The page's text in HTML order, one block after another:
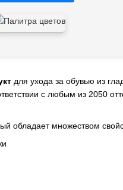
для ухода за обувью из
с любым из 2050
обладает множеством